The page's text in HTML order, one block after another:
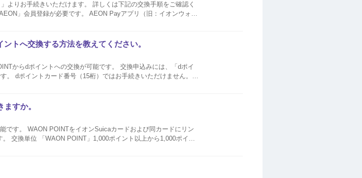
よりお手続きいただけます。 詳しくは下記の交換手順をご確認く
トへ交換する方法を教えてください。
トへの交換が可能です。 交換申込みには、「dポイ
。 dポイントカード番号（15桁）ではお手続きいただけません。
すか。
です。 WAON POINTをイオンSuicaカードおよび同カードにリン
ポイン